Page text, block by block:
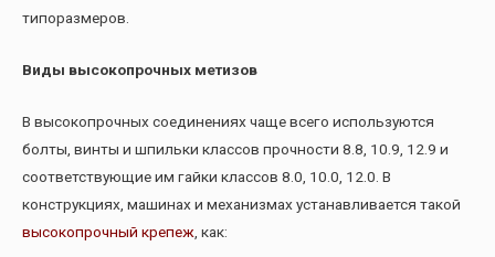
типоразмеров.
Виды высокопрочных метизов
В высокопрочных соединениях чаще всего используются
болты, винты и шпильки классов прочности 8.8, 10.9, 12.9 и
соответствующие им гайки классов 8.0, 10.0, 12.0. В
конструкциях, машинах и механизмах устанавливается такой
высокопрочный крепеж , как: